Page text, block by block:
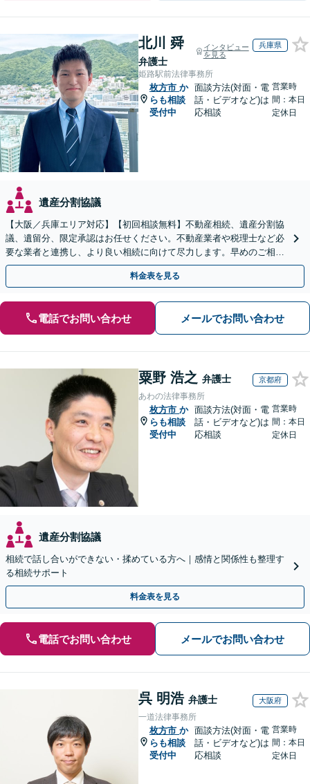
北川 舜
弁護士
インタビュー
を見る
兵庫県
姫路駅前法律事務所
枚方市 か
らも相談
受付中
面談方法(対面・電
話・ビデオなど)は
応相談
営業時
間：本日
定休日
遺産分割協議
【大阪／兵庫エリア対応】【初回相談無料】不動産相続、遺産分割協
議、遺留分、限定承認はお任せください。不動産業者や税理士など必
要な業者と連携し、より良い相続に向けて尽力します。早めのご相談
が複雑化を防ぐカギとなります【休日相談可】
料金表を見る
電話でお問い合わせ メールでお問い合わせ
粟野 浩之 弁護士 京都府
あわの法律事務所
枚方市 か
らも相談
受付中
面談方法(対面・電
話・ビデオなど)は
応相談
営業時
間：本日
定休日
遺産分割協議
相続で話し合いができない・揉めている方へ｜感情と関係性も整理す
る相続サポート
料金表を見る
電話でお問い合わせ メールでお問い合わせ
呉 明浩 弁護士 大阪府
一道法律事務所
枚方市 か
らも相談
受付中
面談方法(対面・電
話・ビデオなど)は
応相談
営業時
間：本日
定休日